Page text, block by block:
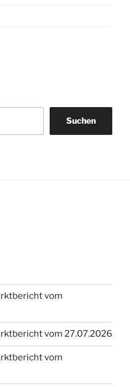
Suchen
vom
vom 27.07.2026
vom